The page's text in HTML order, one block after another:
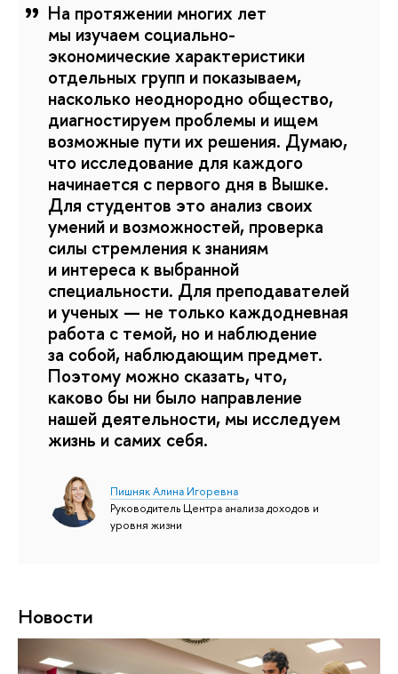
На протяжении многих лет
мы изучаем социально-
экономические характеристики
отдельных групп и показываем,
насколько неоднородно общество,
диагностируем проблемы и ищем
возможные пути их решения. Думаю,
что исследование для каждого
начинается с первого дня в Вышке.
Для студентов это анализ своих
умений и возможностей, проверка
силы стремления к знаниям
и интереса к выбранной
специальности. Для преподавателей
и ученых — не только каждодневная
работа с темой, но и наблюдение
за собой, наблюдающим предмет.
Поэтому можно сказать, что,
каково бы ни было направление
нашей деятельности, мы исследуем
жизнь и самих себя.
Пишняк Алина Игоревна
Руководитель Центра анализа доходов и
уровня жизни
Новости